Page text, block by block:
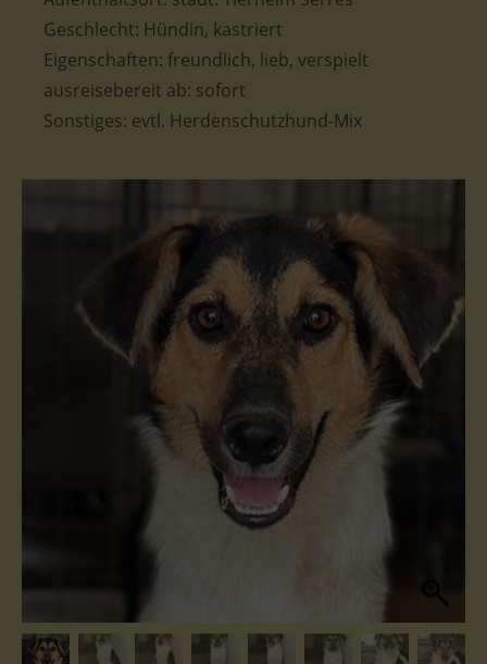
Geschlecht: Hündin, kastriert
Eigenschaften: freundlich, lieb, verspielt
ausreisebereit ab: sofort
Sonstiges: evtl. Herdenschutzhund-Mix